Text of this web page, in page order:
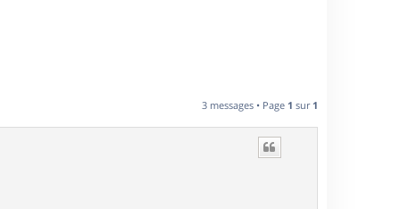
3 messages • Page 1 sur 1